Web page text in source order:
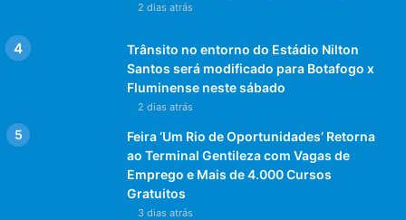
2 dias atrás
Trânsito no entorno do Estádio Nilton
Santos será modificado para Botafogo x
Fluminense neste sábado
2 dias atrás
Feira ‘Um Rio de Oportunidades’ Retorna
ao Terminal Gentileza com Vagas de
Emprego e Mais de 4.000 Cursos
Gratuitos
3 dias atrás